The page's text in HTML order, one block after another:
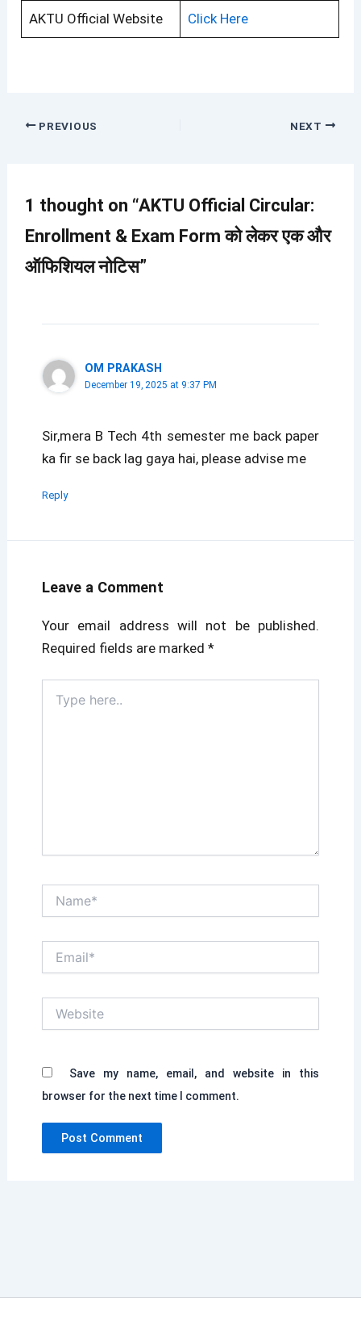
AKTU Official Website Click Here
PREVIOUS NEXT
1 thought on “AKTU Official Circular:
Enrollment & Exam Form को लेकर एक और
ऑफिशियल नोटिस”
OM PRAKASH
December 19, 2025 at 9:37 PM
Sir,mera B Tech 4th semester me back paper
ka fir se back lag gaya hai, please advise me
Reply
Leave a Comment
Your email address will not be published.
Required fields are marked *
here..
Save my name, email, and website in this
browser for the next time I comment.